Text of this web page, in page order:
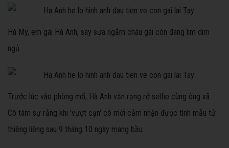
Hà My, em gái Hà Anh, say sưa ngắm cháu gái còn đang lim dim
ngủ.
Trước lúc vào phòng mổ, Hà Anh vẫn rạng rỡ selfie cùng ông xã.
Cô tâm sự rằng khi 'vượt cạn' cô mới cảm nhận được tình mẫu tử
thiêng liêng sau 9 tháng 10 ngày mang bầu.